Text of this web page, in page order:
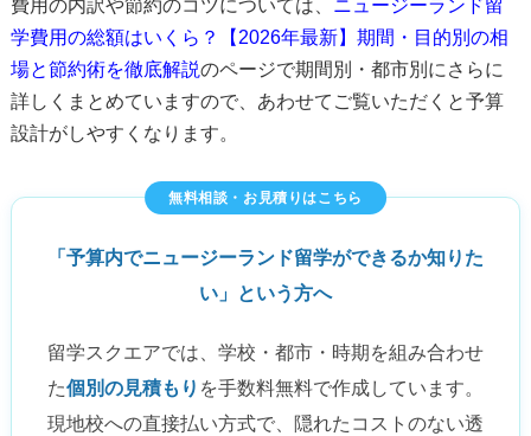
費用の内訳や節約のコツについては、 ニュージーランド留
学費用の総額はいくら？【2026年最新】期間・目的別の相
場と節約術を徹底解説のページで期間別・都市別にさらに
詳しくまとめていますので、あわせてご覧いただくと予算
設計がしやすくなります。
「予算内でニュージーランド留学ができるか知りた
い」という方へ
留学スクエアでは、学校・都市・時期を組み合わせ
た個別の見積もり を手数料無料で作成しています。
現地校への直接払い方式で、隠れたコストのない透